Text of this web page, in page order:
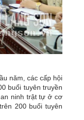
năm, các cấp hội
buổi tuyên truyền
ninh trật tự ở cơ
200 buổi tuyên